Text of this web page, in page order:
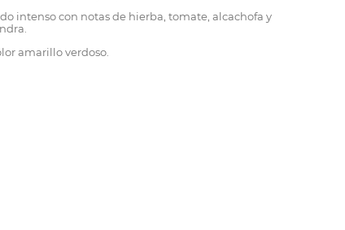
intenso con notas de hierba, tomate, alcachofa y
amarillo verdoso.